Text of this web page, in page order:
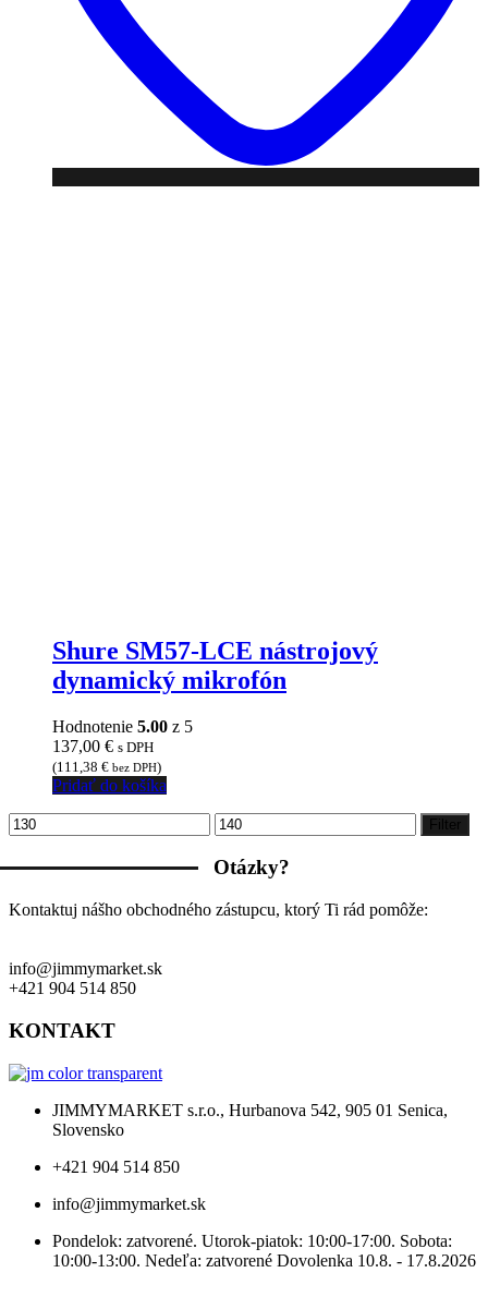
Shure SM57-LCE nástrojový
dynamický mikrofón
Hodnotenie 5.00 z 5
137,00 € s DPH
(111,38 € bez DPH)
Pridať do košíka
Minimálna
cena
Maximálna
cena
Filter
Otázky?
Kontaktuj nášho obchodného zástupcu, ktorý Ti rád pomôže:
info@jimmymarket.sk
+421 904 514 850
KONTAKT
JIMMYMARKET s.r.o., Hurbanova 542, 905 01 Senica,
Slovensko
+421 904 514 850
info@jimmymarket.sk
Pondelok: zatvorené. Utorok-piatok: 10:00-17:00. Sobota:
10:00-13:00. Nedeľa: zatvorené Dovolenka 10.8. - 17.8.2026